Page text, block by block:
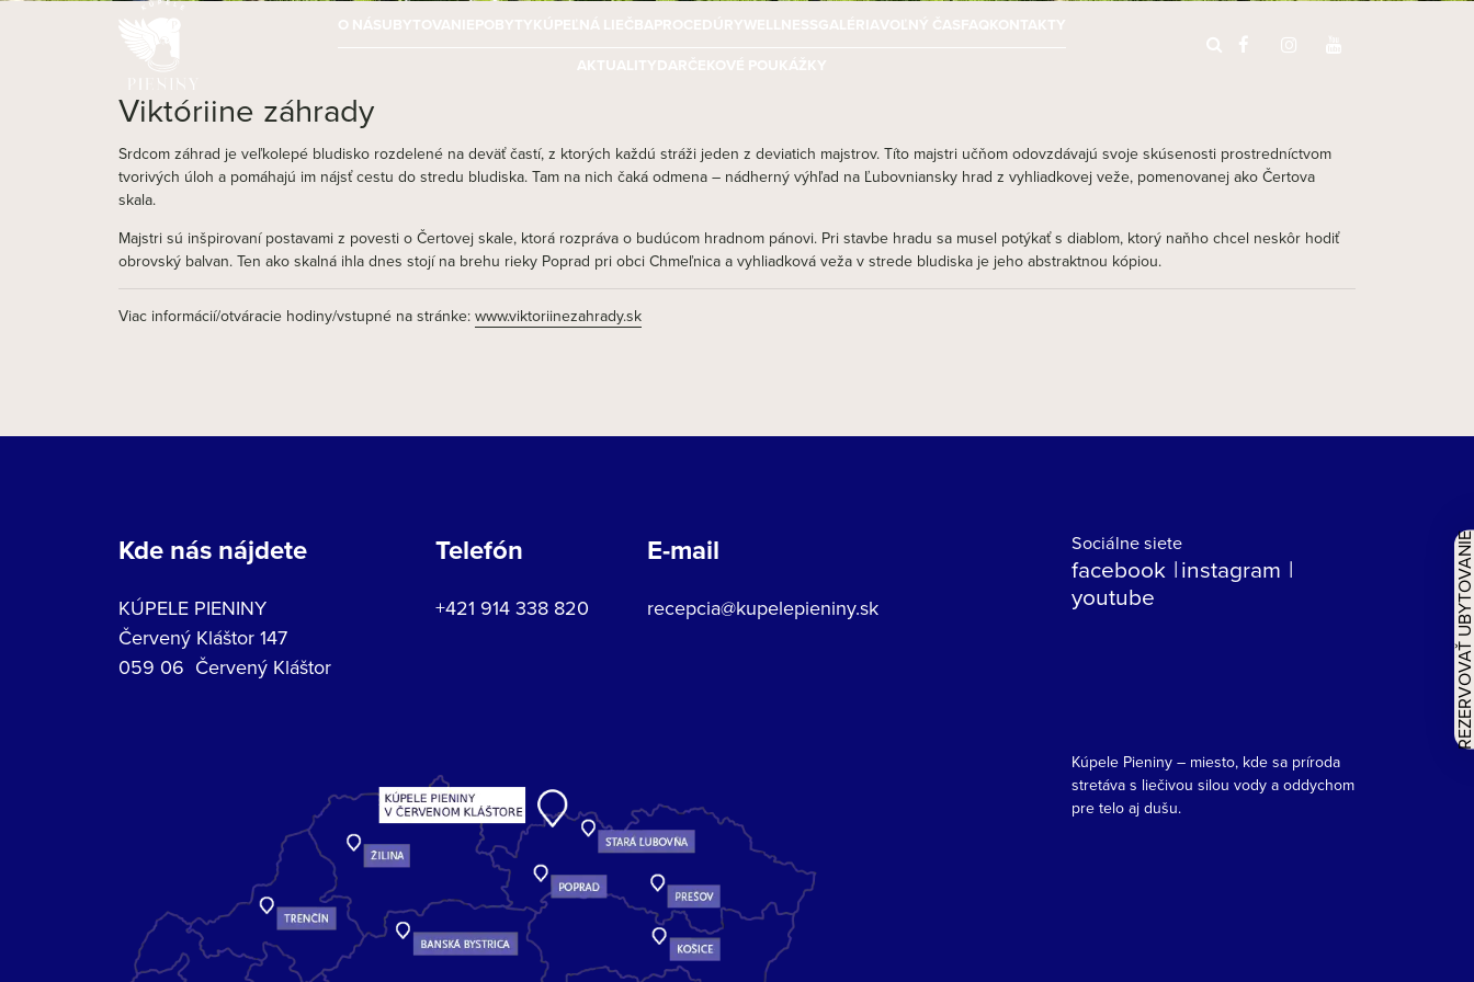
O NÁSUBYTOVANIEPOBYTYKÚPEĽNÁ LIEČBAPROCEDÚRYWELLNESSGALÉRIAVOĽNÝ ČASFAQKONTAKTY
AKTUALITYDARČEKOVÉ POUKÁŽKY
Viktóriine záhrady
Srdcom záhrad je veľkolepé bludisko rozdelené na deväť častí, z ktorých každú stráži jeden z deviatich majstrov. Títo majstri učňom odovzdávajú svoje skúsenosti prostredníctvom
tvorivých úloh a pomáhajú im nájsť cestu do stredu bludiska. Tam na nich čaká odmena – nádherný výhľad na Ľubovniansky hrad z vyhliadkovej veže, pomenovanej ako Čertova
skala.
Majstri sú inšpirovaní postavami z povesti o Čertovej skale, ktorá rozpráva o budúcom hradnom pánovi. Pri stavbe hradu sa musel potýkať s diablom, ktorý naňho chcel neskôr hodiť
obrovský balvan. Ten ako skalná ihla dnes stojí na brehu rieky Poprad pri obci Chmeľnica a vyhliadková veža v strede bludiska je jeho abstraktnou kópiou.
Viac informácií/otváracie hodiny/vstupné na stránke: www.viktoriinezahrady.sk
Kde nás nájdete
KÚPELE PIENINY
Červený Kláštor 147
059 06 Červený Kláštor
Telefón
+421 914 338 820
E-mail
recepcia@kupelepieniny.sk
Sociálne siete
facebook instagram
youtube
Kúpele Pieniny – miesto, kde sa príroda
stretáva s liečivou silou vody a oddychom
pre telo aj dušu.